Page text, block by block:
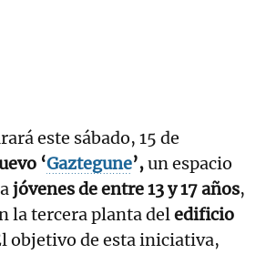
este sábado, 15 de
‘Gaztegune’,un espacio
jóvenes de entre 13 y 17 años,
la tercera planta deledificio
objetivo de esta iniciativa,